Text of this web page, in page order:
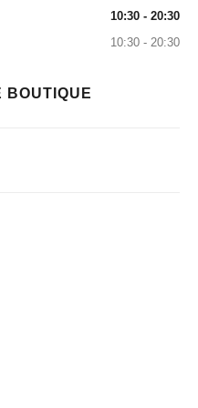
10:30 - 20:30
10:30 - 20:30
BOUTIQUE